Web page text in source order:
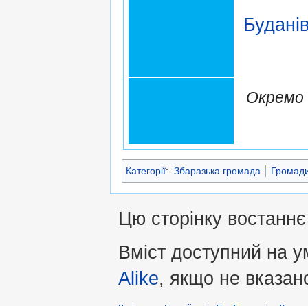
Окремо
Категорії: Збаразька громада
Цю сторінку
Вміст доступний на
Alike, якщо не